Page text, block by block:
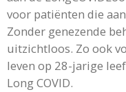
voor patiënten die
Zonder genezende
uitzichtloos. Zo ook
leven op 28-jarige
Long COVID.